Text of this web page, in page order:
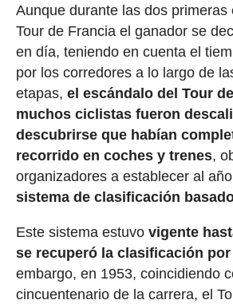
Aunque durante las dos primeras
Tour de Francia el ganador se
en día, teniendo en cuenta el
por los corredores a lo largo de
etapas, el escándalo del Tour
muchos ciclistas fueron
descubrirse que habían
recorrido en coches y trenes,
organizadores a establecer al
sistema de clasificación
Este sistema estuvo vigente
se recuperó la clasificación
embargo, en 1953, coincidiendo
cincuentenario de la carrera, el